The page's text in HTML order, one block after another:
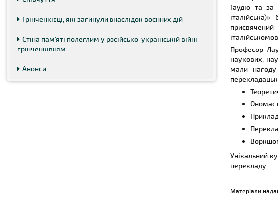
Грінченківці, які загинули внаслідок воєнних дій
Стіна пам’яті полеглим у російсько-українській війні
грінченківцям
Анонси
Гаудіо та за
Професор
наукових,
мали
Унікальний
перекладу.
Матеріали